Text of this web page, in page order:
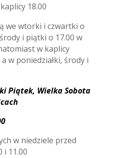
18.00
we wtorki i czwartki o
i piątki o 17.00 w
w kaplicy
w poniedziałki, środy i
Piątek, Wielka Sobota
w niedziele przed
i 11.00